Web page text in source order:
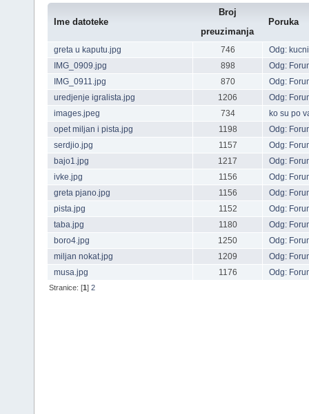
Ime datoteke
Broj
preuzimanja
Poruka
greta u kaputu.jpg 746
Odg:
IMG_0909.jpg
898
Odg:
IMG_0911.jpg
870
Odg:
uredjenje igralista.jpg
1206
Odg:
images.jpeg
734
ko su po
opet miljan i pista.jpg
1198
Odg:
serdjio.jpg
1157
Odg:
bajo1.jpg
1217
Odg:
ivke.jpg
1156
Odg:
greta pjano.jpg
1156
Odg:
pista.jpg
1152
Odg:
taba.jpg
1180
Odg:
boro4.jpg
1250
Odg:
miljan nokat.jpg
1209
Odg:
musa.jpg
1176 Odg:
Stranice: [1]2